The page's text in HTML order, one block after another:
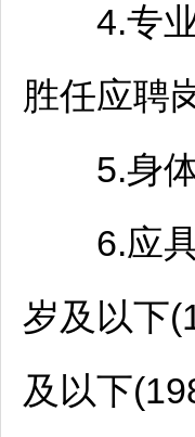
4.专业
胜任应聘
5.身体
6.应具
岁及以下
及以下